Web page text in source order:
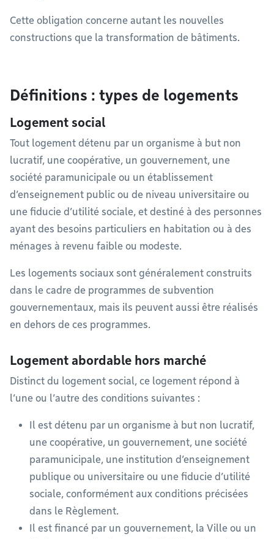
Cette obligation concerne autant les nouvelles
constructions que la transformation de bâtiments.
Définitions : types de logements
Logement social
Tout logement détenu par un organisme à but non
lucratif, une coopérative, un gouvernement, une
société paramunicipale ou un établissement
d’enseignement public ou de niveau universitaire ou
une fiducie d’utilité sociale, et destiné à des personnes
ayant des besoins particuliers en habitation ou à des
ménages à revenu faible ou modeste.
Les logements sociaux sont généralement construits
dans le cadre de programmes de subvention
gouvernementaux, mais ils peuvent aussi être réalisés
en dehors de ces programmes.
Logement abordable hors marché
Distinct du logement social, ce logement répond à
l’une ou l’autre des conditions suivantes :
Il est détenu par un organisme à but non lucratif,
une coopérative, un gouvernement, une société
paramunicipale, une institution d’enseignement
publique ou universitaire ou une fiducie d’utilité
sociale, conformément aux conditions précisées
dans le Règlement.
Il est financé par un gouvernement, la Ville ou un